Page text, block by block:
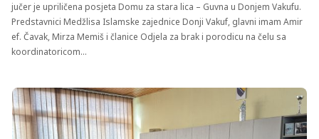
jučer je upriličena posjeta Domu za stara lica – Guvna u Donjem Vakufu.
Predstavnici Medžlisa Islamske zajednice Donji Vakuf, glavni imam Amir
ef. Čavak, Mirza Memiš i članice Odjela za brak i porodicu na čelu sa
koordinatoricom…